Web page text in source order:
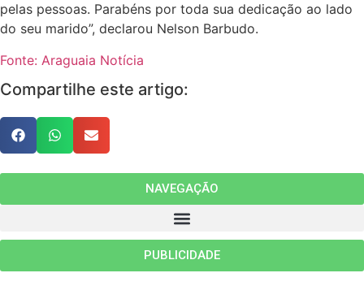
pelas pessoas. Parabéns por toda sua dedicação ao lado
do seu marido”, declarou Nelson Barbudo.
Fonte: Araguaia Notícia
Compartilhe este artigo:
NAVEGAÇÃO
PUBLICIDADE